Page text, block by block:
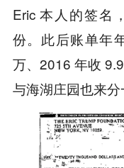
Eric 本人的签名
份。此后账单年
万、2016 年收
与海湖庄园也来分